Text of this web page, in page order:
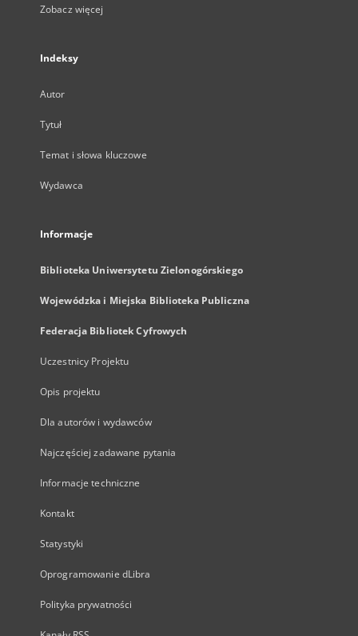
Zobacz więcej
Indeksy
Autor
Tytuł
Temat i słowa kluczowe
Wydawca
Informacje
Biblioteka Uniwersytetu Zielonogórskiego
Wojewódzka i Miejska Biblioteka Publiczna
Federacja Bibliotek Cyfrowych
Uczestnicy Projektu
Opis projektu
Dla autorów i wydawców
Najczęściej zadawane pytania
Informacje techniczne
Kontakt
Statystyki
Oprogramowanie dLibra
Polityka prywatności